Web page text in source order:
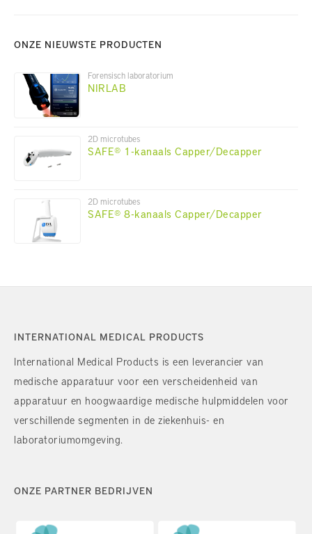
ONZE NIEUWSTE PRODUCTEN
Forensisch laboratorium
NIRLAB
2D microtubes
SAFE® 1-kanaals Capper/Decapper
2D microtubes
SAFE® 8-kanaals Capper/Decapper
INTERNATIONAL MEDICAL PRODUCTS
International Medical Products is een leverancier van
medische apparatuur voor een verscheidenheid van
apparatuur en hoogwaardige medische hulpmiddelen voor
verschillende segmenten in de ziekenhuis- en
laboratoriumomgeving.
ONZE PARTNER BEDRIJVEN